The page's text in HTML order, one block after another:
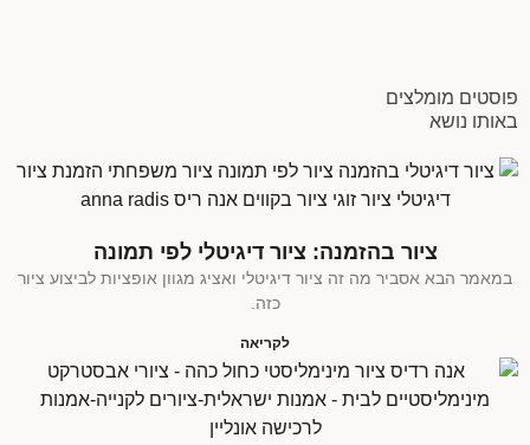
פוסטים מומלצים
באותו נושא
ציור בהזמנה: ציור דיגיטלי לפי תמונה
במאמר הבא אסביר מה זה ציור דיגיטלי ואציג מגוון אופציות לביצוע ציור
כזה.
לקריאה